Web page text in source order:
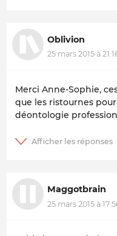
Oblivion
25 mars 2015 à
Merci Anne-Sophie,
que les ristournes
déontologie
Maggotbrain
25 mars 2015 à